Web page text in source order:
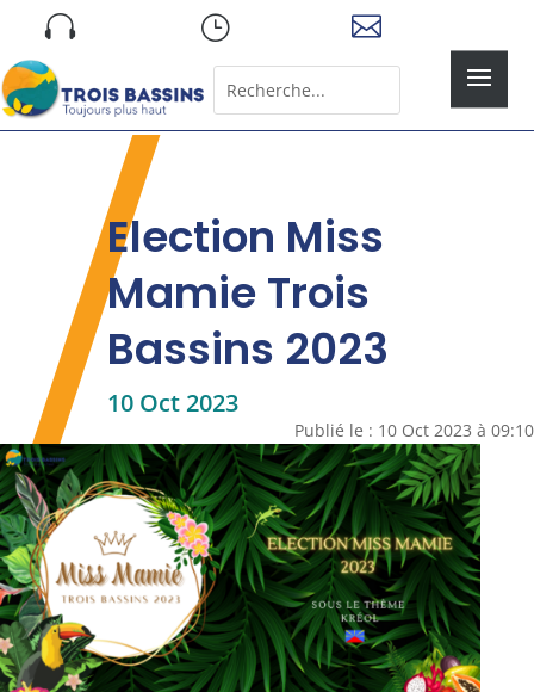
 } 
for...
Election Miss
Mamie Trois
Bassins 2023
10 Oct 2023
Publié le : 10 Oct 2023 à 09:10